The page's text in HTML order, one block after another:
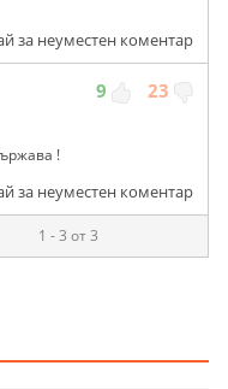
за неуместен коментар
9 23
!
за неуместен коментар
1 - 3 от 3